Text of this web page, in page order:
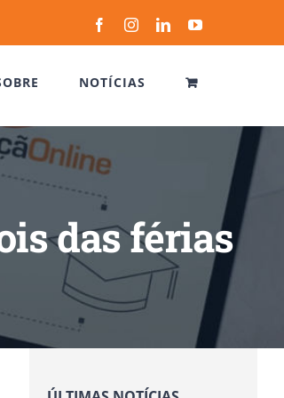
FacebookInstagramLinkedInYouTube
NOTÍCIAS
das férias